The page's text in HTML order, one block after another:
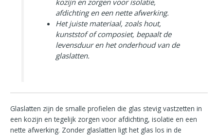
kozijn en zorgen voor isolatie,
afdichting en een nette afwerking.
Het juiste materiaal, zoals hout,
kunststof of composiet, bepaalt de
levensduur en het onderhoud van de
glaslatten.
Glaslatten zijn de smalle profielen die glas stevig vastzetten in
een kozijn en tegelijk zorgen voor afdichting, isolatie en een
nette afwerking. Zonder glaslatten ligt het glas los in de